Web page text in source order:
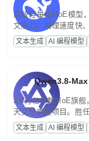
高效轻量化MoE模型
文能力。推理速度快
高并发、轻量化任务
文案处理等普惠刚需
文本生成 AI 编程模型
Qwen3.8-Max
2.4万亿参数MoE旗舰
天交付完整项目。胜
话端到端交付生产级
程，支持超长文档与
文本生成 AI 编程模型